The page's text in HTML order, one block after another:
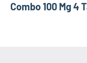
Combo 100 Mg 4